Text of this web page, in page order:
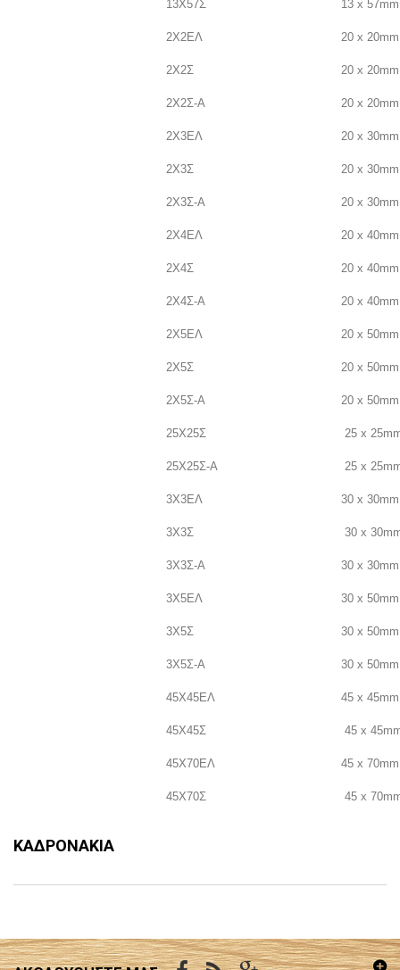
13Χ57Σ 13 x 57mm
2Χ2ΕΛ 20 x 20mm
2Χ2Σ 20 x 20mm
2Χ2Σ-Α 20 x 20mm
2Χ3ΕΛ 20 x 30mm
2Χ3Σ 20 x 30mm
2Χ3Σ-Α 20 x 30mm
2Χ4ΕΛ 20 x 40mm
2Χ4Σ 20 x 40mm
2Χ4Σ-Α 20 x 40mm
2Χ5ΕΛ 20 x 50mm
2Χ5Σ 20 x 50mm
2Χ5Σ-Α 20 x 50mm
25Χ25Σ 25 x
25Χ25Σ-Α 25 x
3Χ3ΕΛ 30 x 30mm
3Χ3Σ 30 x
3Χ3Σ-Α 30 x 30mm
3Χ5ΕΛ 30 x 50mm
3Χ5Σ 30 x 50mm
3Χ5Σ-Α 30 x 50mm
45Χ45ΕΛ 45 x 45mm
45Χ45Σ 45 x
45Χ70ΕΛ 45 x 70mm
45Χ70Σ 45 x
ΚΑΔΡΟΝΆΚΙΑ